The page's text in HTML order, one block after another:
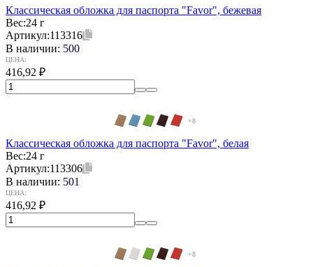
Классическая обложка для паспорта "Favor", бежевая
Вес:24 г
Артикул:113316
В наличии: 500
ЦЕНА:
416,92 ₽
+8
Классическая обложка для паспорта "Favor", белая
Вес:24 г
Артикул:113306
В наличии: 501
ЦЕНА:
416,92 ₽
+8